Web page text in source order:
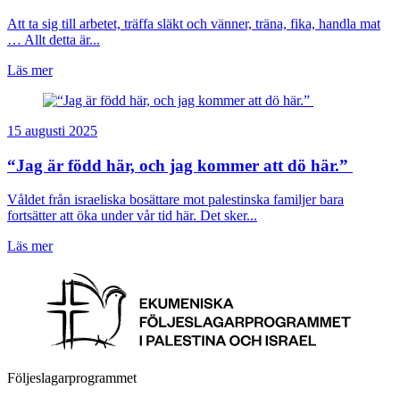
Att ta sig till arbetet, träffa släkt och vänner, träna, fika, handla mat
… Allt detta är...
Läs mer
15 augusti 2025
“Jag är född här, och jag kommer att dö här.”
Våldet från israeliska bosättare mot palestinska familjer bara
fortsätter att öka under vår tid här. Det sker...
Läs mer
Följeslagarprogrammet